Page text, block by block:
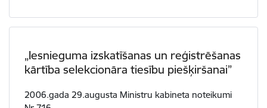
„Iesnieguma izskatīšanas un reģistrēšanas
kārtība selekcionāra tiesību piešķiršanai”
2006.gada 29.augusta Ministru kabineta noteikumi